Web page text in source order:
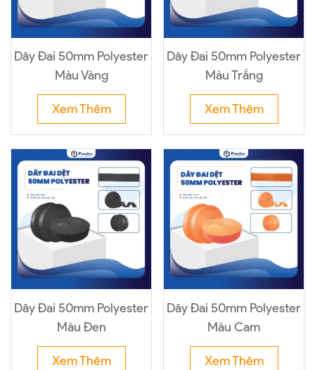
Dây Đai 50mm Polyester
Màu Vàng
Xem Thêm
Dây Đai 50mm Polyester
Màu Trắng
Xem Thêm
Dây Đai 50mm Polyester
Màu Đen
Xem Thêm
Dây Đai 50mm Polyester
Màu Cam
Xem Thêm